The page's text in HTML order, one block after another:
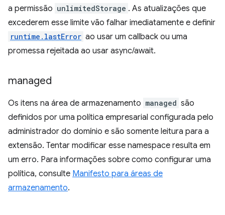
a permissão unlimitedStorage . As atualizações que
excederem esse limite vão falhar imediatamente e definir
runtime.lastError ao usar um callback ou uma
promessa rejeitada ao usar async/await.
managed
Os itens na área de armazenamento managed são
definidos por uma política empresarial configurada pelo
administrador do domínio e são somente leitura para a
extensão. Tentar modificar esse namespace resulta em
um erro. Para informações sobre como configurar uma
política, consulte Manifesto para áreas de
armazenamento.